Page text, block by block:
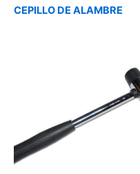
CEPILLO DE ALAMBRE